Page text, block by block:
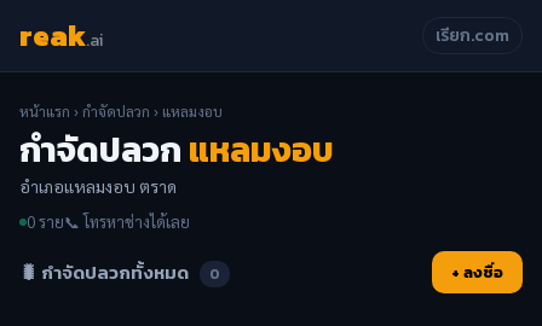
reak.ai เรียก.com
หน้าแรก ›กำจัดปลวก › แหลมงอบ
กำจัดปลวกแหลมงอบ
อำเภอแหลมงอบ ตราด
0 ราย📞 โทรหาช่างได้เลย
🐛 กำจัดปลวกทั้งหมด 0 + ลงชื่อ